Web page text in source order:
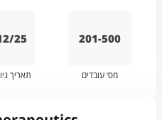
201-500
מס׳ עובדים
25
תאריך